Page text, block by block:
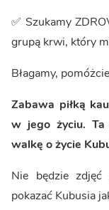
✅ Szukamy
grupą krwi, który
Błagamy,
Zabawa piłką
w jego życiu. Ta
walkę o życie
Nie będzie
pokazać Kubusia